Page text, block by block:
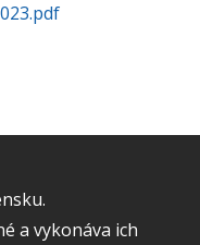
a vykonáva ich